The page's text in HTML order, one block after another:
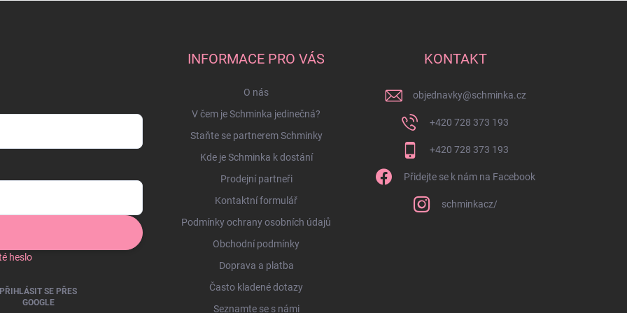
heslo
PŘIHLÁSIT SE PŘES
GOOGLE
INFORMACE PRO VÁS
O nás
V čem je Schminka jedinečná?
Staňte se partnerem Schminky
Kde je Schminka k dostání
Prodejní partneři
Kontaktní formulář
Podmínky ochrany osobních údajů
Obchodní podmínky
Doprava a platba
Často kladené dotazy
Seznamte se s námi
KONTAKT
objednavky@schminka.cz
+420 728 373 193
+420 728 373 193
Přidejte se k nám na Facebook
schminkacz/